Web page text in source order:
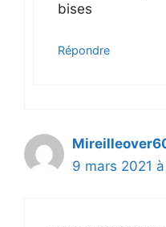
bises
Répondre
9 mars 2021